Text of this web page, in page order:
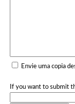
Envie uma copia
If you want to submit